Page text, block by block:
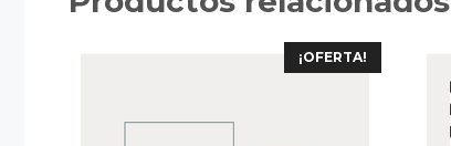
¡OFERTA!